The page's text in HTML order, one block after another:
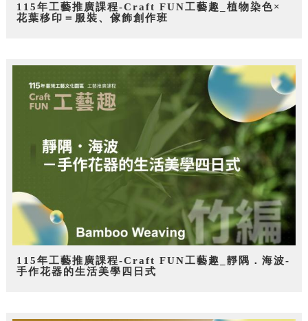
115年工藝推廣課程-Craft FUN工藝趣_植物染色×
花葉移印＝服裝、傢飾創作班
115年工藝推廣課程-Craft FUN工藝趣_靜隅．海波-
手作花器的生活美學四日式